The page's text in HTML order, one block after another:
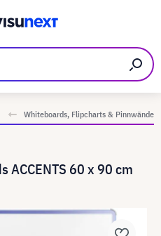
Whiteboards, Flipcharts & Pinnwände
ACCENTS 60 x 90 cm